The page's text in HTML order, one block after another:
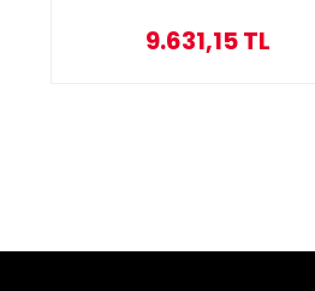
9.631,15 TL